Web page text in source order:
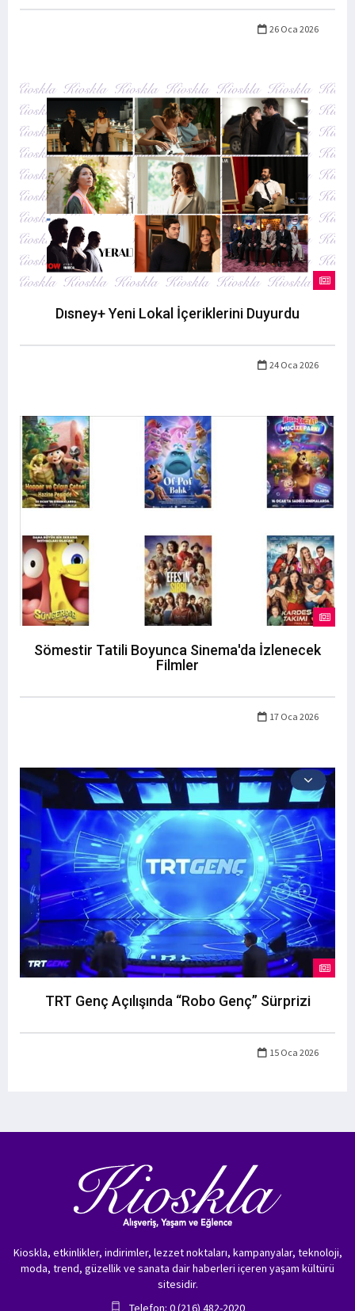
26 Oca 2026
Dısney+ Yeni Lokal İçeriklerini Duyurdu
24 Oca 2026
Sömestir Tatili Boyunca Sinema'da İzlenecek
Filmler
17 Oca 2026
TRT Genç Açılışında “Robo Genç” Sürprizi
15 Oca 2026
Kioskla, etkinlikler, indirimler, lezzet noktaları, kampanyalar, teknoloji,
moda, trend, güzellik ve sanata dair haberleri içeren yaşam kültürü
sitesidir.
Telefon: 0 (216) 482-2020